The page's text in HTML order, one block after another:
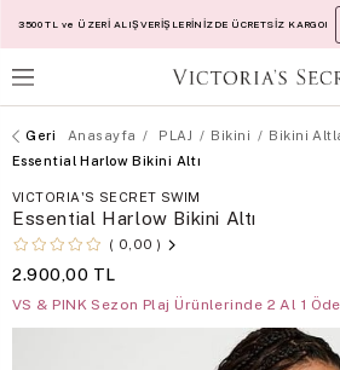
3500 TL ve ÜZERİ ALIŞVERİŞLERİNİZDE ÜCRETSİZ KARGO!
Anasayfa PLAJ Bikini
Bikini
Essential Harlow Bikini Altı
VICTORIA'S SECRET SWIM
Essential Harlow Bikini Altı
0,00
2.900,00 TL
VS & PINK Sezon Plaj Ürünlerinde 2 Al 1 Öde